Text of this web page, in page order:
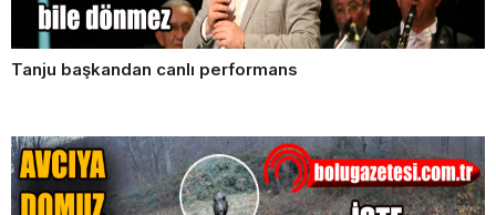
Tanju başkandan canlı performans